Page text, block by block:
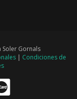
Gornals
| Condiciones de